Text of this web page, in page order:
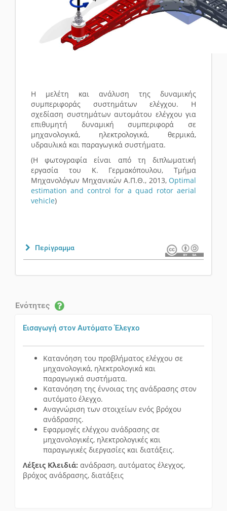
Η μελέτη και ανάλυση της δυναμικής
συμπεριφοράς συστημάτων ελέγχου. Η
σχεδίαση συστημάτων αυτομάτου ελέγχου για
επιθυμητή δυναμική συμπεριφορά σε
μηχανολογικά, ηλεκτρολογικά, θερμικά,
υδραυλικά και παραγωγικά συστήματα.
(Η φωτογραφία είναι από τη διπλωματική
εργασία του Κ. Γερμακόπουλου, Τμήμα
Μηχανολόγων Μηχανικών Α.Π.Θ., 2013, Optimal
estimation and control for a quad rotor aerial
vehicle)
Περίγραμμα
Ενότητες
Εισαγωγή στον Αυτόματο Έλεγχo
Κατανόηση του προβλήματος ελέγχου σε
μηχανολογικά, ηλεκτρολογικά και
παραγωγικά συστήματα.
Κατανόηση της έννοιας της ανάδρασης στον
αυτόματο έλεγχο.
Αναγνώριση των στοιχείων ενός βρόχου
ανάδρασης.
Εφαρμογές ελέγχου ανάδρασης σε
μηχανολογικές, ηλεκτρολογικές και
παραγωγικές διεργασίες και διατάξεις.
Λέξεις Κλειδιά: ανάδραση, αυτόματος έλεγχος,
βρόχος ανάδρασης, διατάξεις